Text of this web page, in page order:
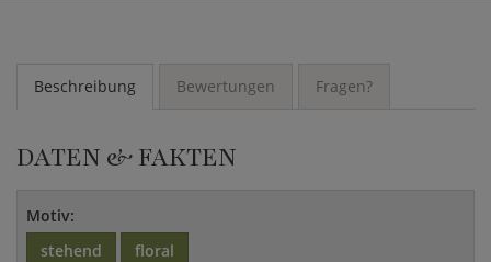
Beschreibung Bewertungen Fragen?
DATEN & FAKTEN
Motiv:
stehend
floral